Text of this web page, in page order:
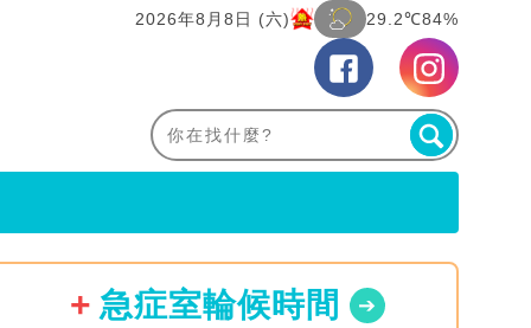
2026年8月8日 (六) 29.2℃84%
急症室輪候時間